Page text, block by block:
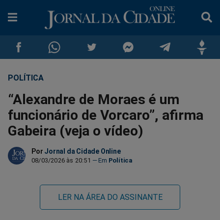
Compartilhar
no
Facebook
Compartilhar
no
Whatsapp
no
Twitter
no
Messenger
no
POLÍTICA
“Alexandre de Moraes é um
funcionário de Vorcaro”, afirma
Gabeira (veja o vídeo)
Por Jornal da Cidade Online
08/03/2026 às 20:51 Política
LER NA ÁREA DO ASSINANTE